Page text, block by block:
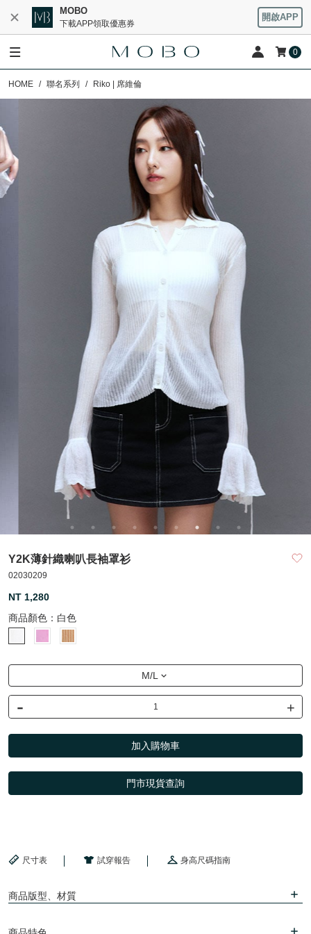
MOBO
下載APP領取優惠券
開啟APP
0
HOME 聯名系列 Riko | 席維倫
Y2K薄針織喇叭長袖罩衫
02030209
NT 1,280
商品顏色： 白色
M/L
- +
加入購物車
門市現貨查詢
尺寸表 試穿報告 身高尺碼指南
商品版型、材質